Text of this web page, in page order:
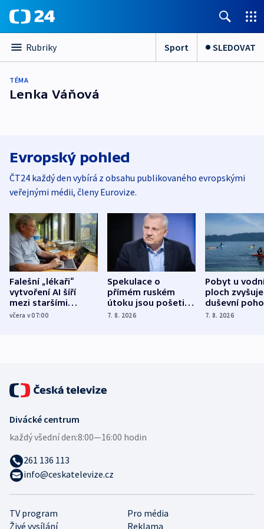
Rubriky Sport SLEDOVAT
TÉMA
Lenka Váňová
Evropský pohled
ČT24 každý den vybírá z obsahu publikovaného evropskými
veřejnými médii, členy Eurovize.
Falešní „lékaři“
vytvoření AI šíří
mezi staršími
Poláky nebezpečné
včera v 07:00
Spekulace o
přímém ruském
útoku jsou pošetilé,
míní estonský
7. 8. 2026
Pobyt u
ploch zvyšuje
duševní
ukázala
7. 8. 2026
TV program
Pro média
Živé vysílání
Reklama
Divácké centrum
každý všední den:8:00—16:00 hodin
261 136 113
info@ceskatelevize.cz